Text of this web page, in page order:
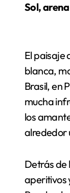
Sol,
El paisaje
blanca,
Brasil, en
mucha
los
alrededor
Detrás de
aperitivos